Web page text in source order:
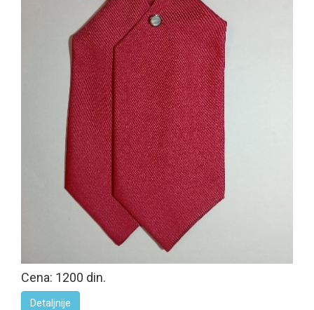
Cena: 1200 din.
Detaljnije